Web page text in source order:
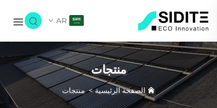
AR
منتجات
الصفحة الرئيسية>منتجات